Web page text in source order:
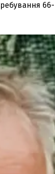
66-
З'явилося